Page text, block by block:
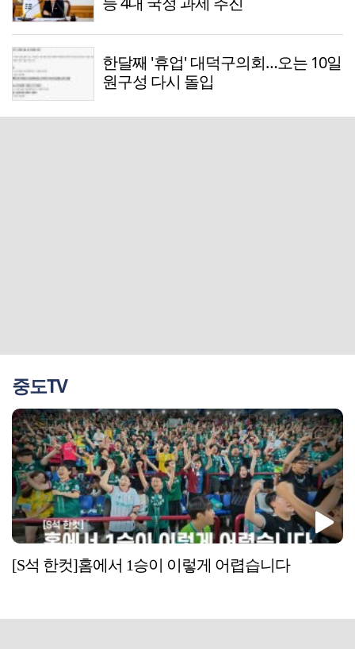
한달째 '휴업' 대덕구의회…오는 10일
원구성 다시 돌입
중도TV
[S석 한컷]홈에서 1승이 이렇게 어렵습니다